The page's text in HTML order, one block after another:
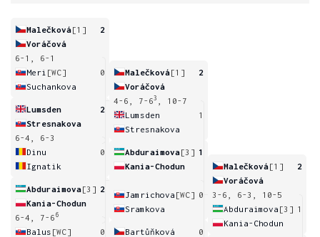
Malečková[1]
2
Voráčová
6-1, 6-1
Meri [WC]
0
Suchankova
Lumsden
2
Stresnakova
6-4, 6-3
Dinu
0
Ignatik
Abduraimova[3] 2
Kania-Chodun
6-4, 7-6 6
Balus [WC]
0
Malečková[1]
2
Voráčová
4-6, 7-63
, 10-7
Lumsden
1
Stresnakova
Abduraimova[3] 1
Kania-Chodun
Jamrichova [WC] 0
Sramkova
Bartůňková
0
Malečková[1]
2
Voráčová
3-6, 6-3, 10-5
Abduraimova [3] 1
Kania-Chodun